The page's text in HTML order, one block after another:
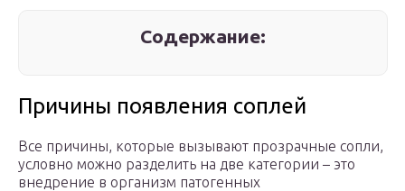
Содержание:
Причины появления соплей
Все причины, которые вызывают прозрачные сопли,
условно можно разделить на две категории – это
внедрение в организм патогенных